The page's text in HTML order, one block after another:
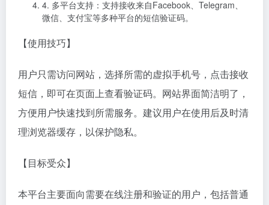
4. 多平台支持：支持接收来自Facebook、Telegram、
微信、支付宝等多种平台的短信验证码。
【使用技巧】
用户只需访问网站，选择所需的虚拟手机号，点击接收
短信，即可在页面上查看验证码。网站界面简洁明了，
方便用户快速找到所需服务。建议用户在使用后及时清
理浏览器缓存，以保护隐私。
【目标受众】
本平台主要面向需要在线注册和验证的用户，包括普通